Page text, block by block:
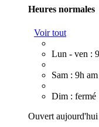
Heures normales
Voir tout
Lun - ven :
Sam : 9h
Dim : fermé
Ouvert